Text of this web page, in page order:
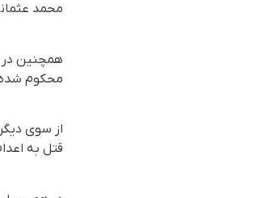
محمد
همچنین در
محکوم شده
قتل به